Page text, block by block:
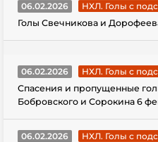
06.02.2026
НХЛ. Голы с
Голы Свечникова и
06.02.2026
НХЛ. Голы с
Спасения и пропущенные
Бобровского и Сорокина 6
06.02.2026
НХЛ. Голы с